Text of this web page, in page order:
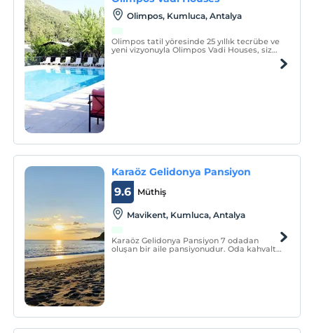
Olimpos, Kumluca, Antalya
Olimpos tatil yöresinde 25 yıllık tecrübe ve
yeni vizyonuyla Olimpos Vadi Houses, siz
Karaöz Gelidonya Pansiyon
Müthiş
9.6
Mavikent, Kumluca, Antalya
Karaöz Gelidonya Pansiyon 7 odadan
oluşan bir aile pansiyonudur. Oda kahvaltı